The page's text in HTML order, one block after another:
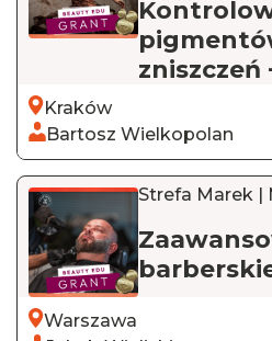
zniszczeń
Kraków
Bartosz Wielkopolan
Strefa Marek |
Warszawa